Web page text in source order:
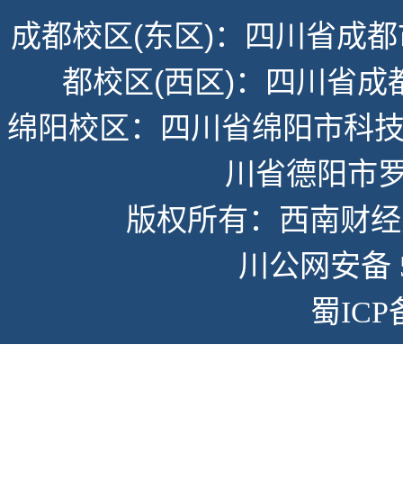
成都校区(东区)：四川省成
都校区(西区)：四川省成
绵阳校区：四川省绵阳市科
川省德阳市
版权所有：西南财
川公网安备
蜀ICP